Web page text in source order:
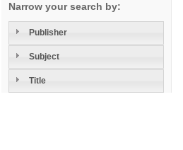
Narrow your search by:
Publisher
Subject
Title